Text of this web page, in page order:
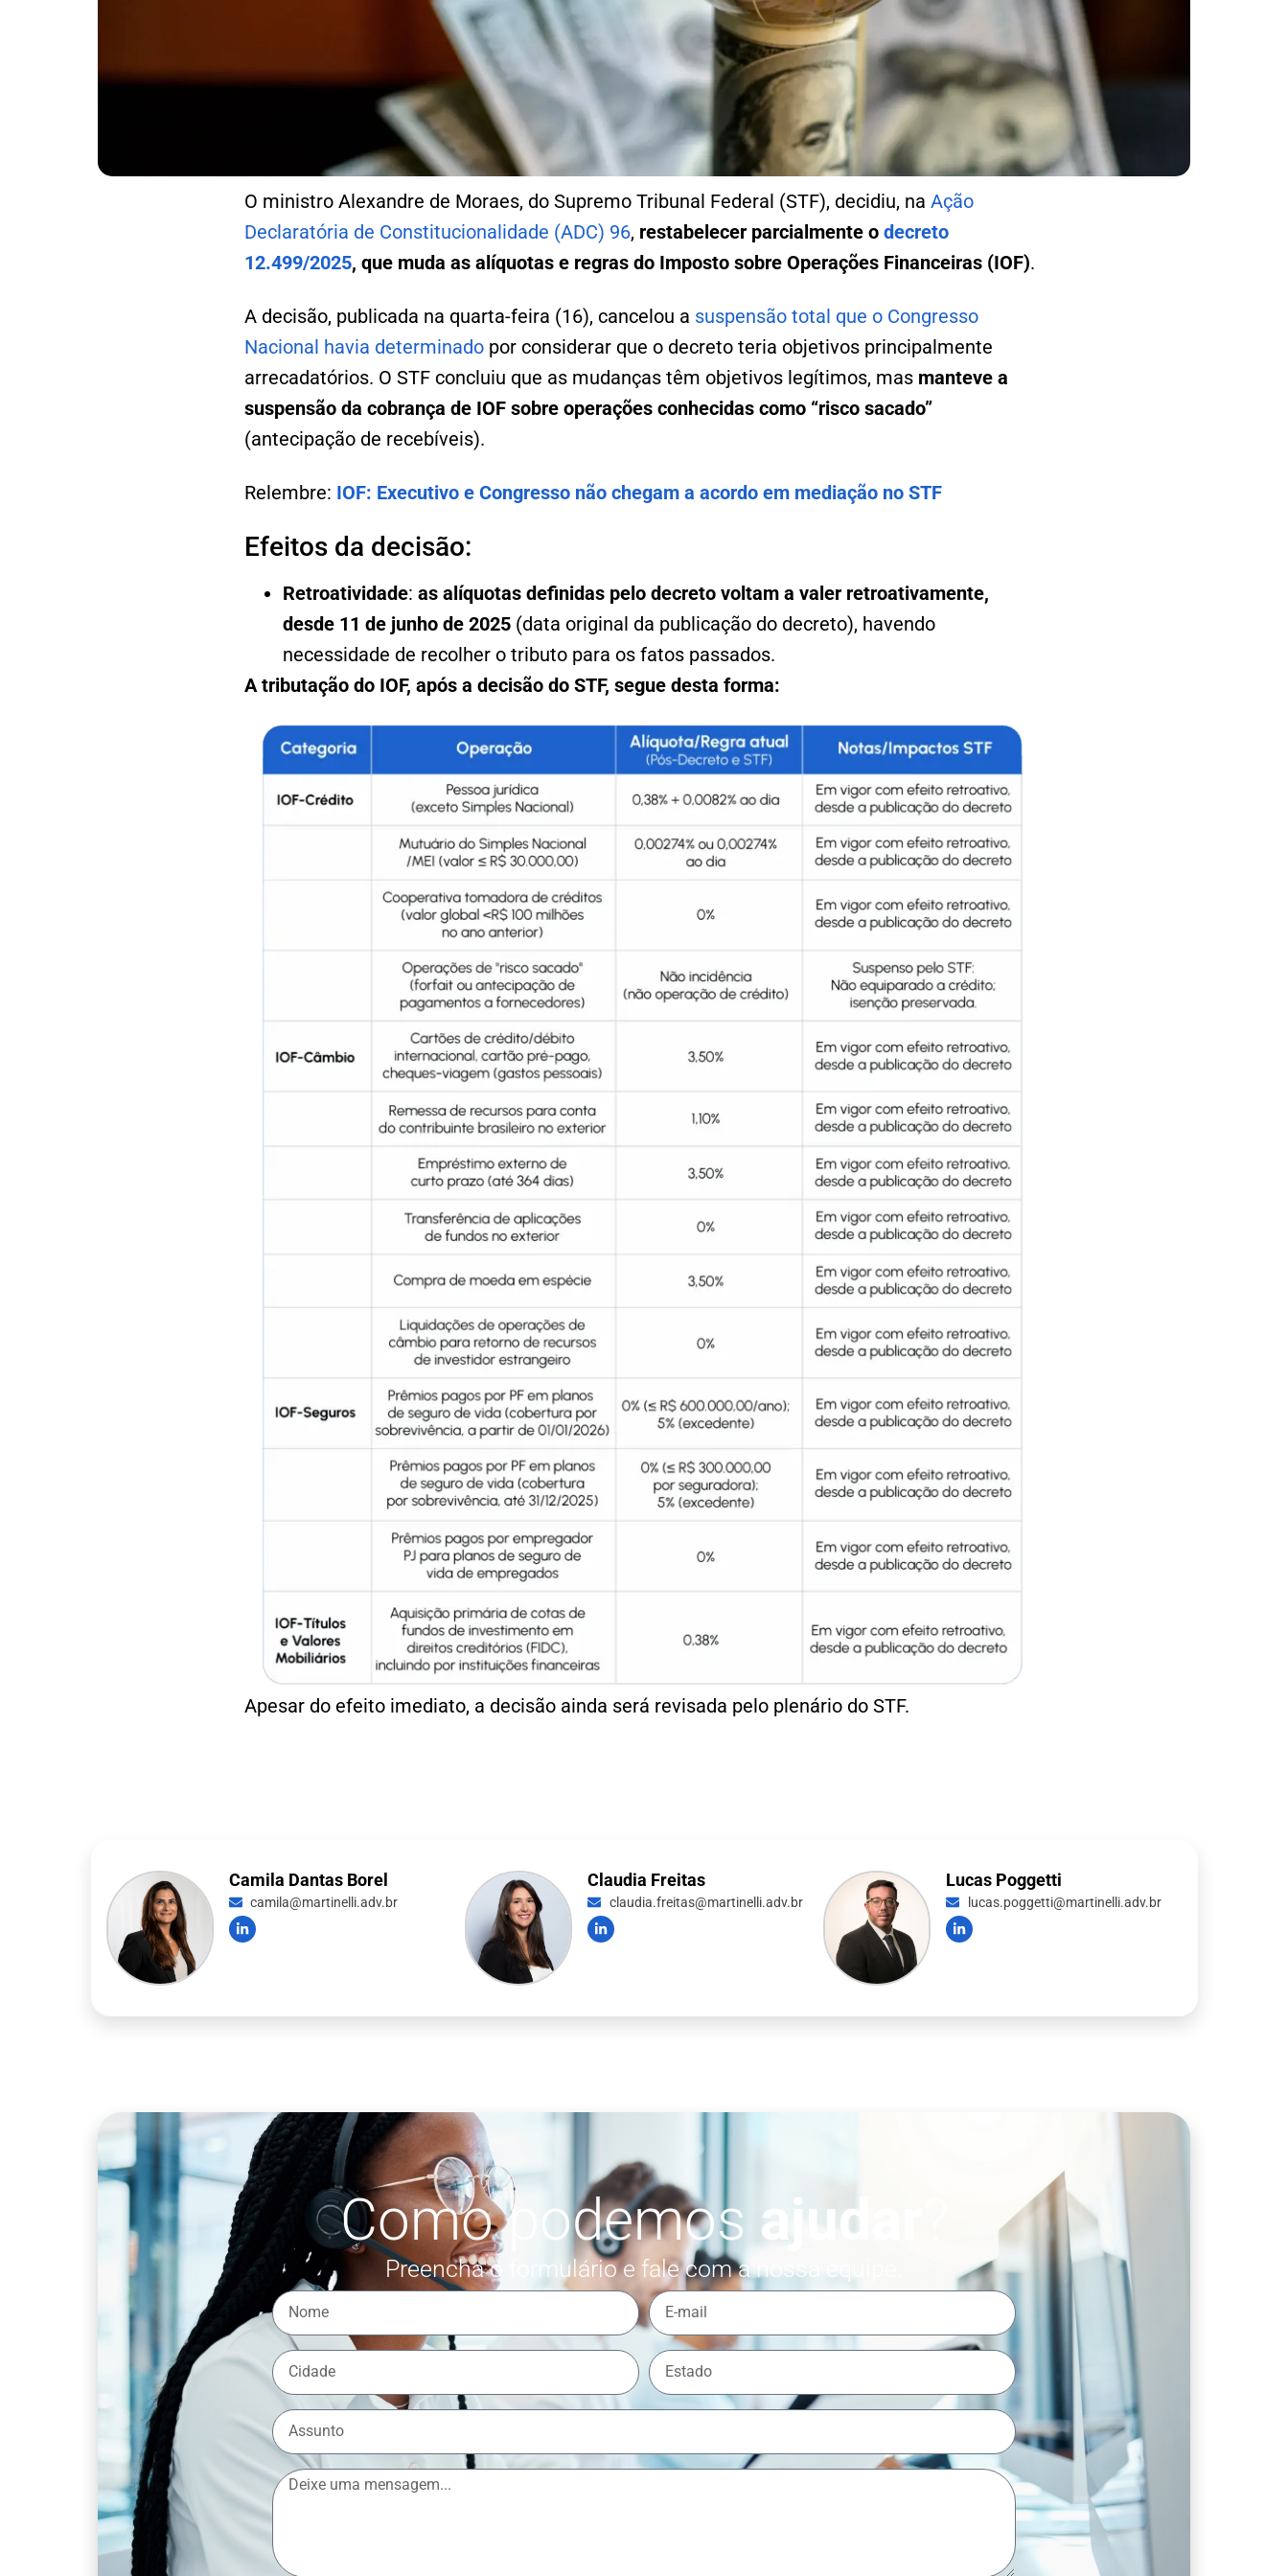
O ministro Alexandre de Moraes, do Supremo Tribunal Federal (STF), decidiu, na Ação
Declaratória de Constitucionalidade (ADC) 96, restabelecer parcialmente o decreto
12.499/2025, que muda as alíquotas e regras do Imposto sobre Operações Financeiras (IOF).
A decisão, publicada na quarta-feira (16), cancelou a suspensão total que o Congresso
Nacional havia determinadopor considerar que o decreto teria objetivos principalmente
arrecadatórios. O STF concluiu que as mudanças têm objetivos legítimos, masmanteve a
suspensão da cobrança de IOF sobre operações conhecidas como “risco sacado”
(antecipação de recebíveis).
Relembre: IOF: Executivo e Congresso não chegam a acordo em mediação no STF
Efeitos da decisão:
Retroatividade: as alíquotas definidas pelo decreto voltam a valer retroativamente,
desde 11 de junho de 2025(data original da publicação do decreto), havendo
necessidade de recolher o tributo para os fatos passados.
A tributação do IOF, após a decisão do STF, segue desta forma:
Apesar do efeito imediato, a decisão ainda será revisada pelo plenário do STF.
Camila Dantas Borel
camila@martinelli.adv.br
Claudia Freitas
claudia.freitas@martinelli.adv.br
Lucas Poggetti
lucas.poggetti@martinelli.adv.br
Como podemos ajudar
Preencha o formulário e fale com a nossa equipe.